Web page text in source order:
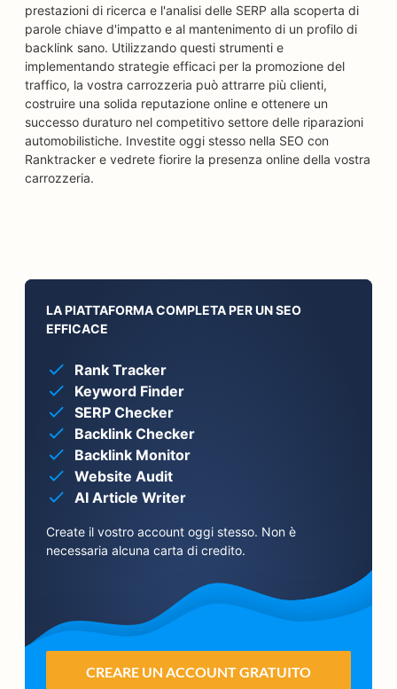
prestazioni di ricerca e l'analisi delle SERP alla scoperta di
parole chiave d'impatto e al mantenimento di un profilo di
backlink sano. Utilizzando questi strumenti e
implementando strategie efficaci per la promozione del
traffico, la vostra carrozzeria può attrarre più clienti,
costruire una solida reputazione online e ottenere un
successo duraturo nel competitivo settore delle riparazioni
automobilistiche. Investite oggi stesso nella SEO con
Ranktracker e vedrete fiorire la presenza online della vostra
carrozzeria.
LA PIATTAFORMA COMPLETA PER UN SEO
EFFICACE
Rank Tracker
Keyword Finder
SERP Checker
Backlink Checker
Backlink Monitor
Website Audit
AI Article Writer
Create il vostro account oggi stesso. Non è
necessaria alcuna carta di credito.
CREARE UN ACCOUNT GRATUITO